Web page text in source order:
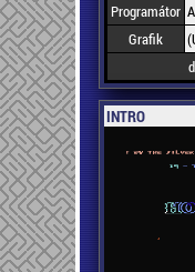
Programátor
Grafik
INTRO